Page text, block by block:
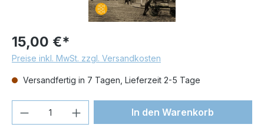
15,00 €*
Preise inkl. MwSt. zzgl. Versandkosten
Versandfertig in 7 Tagen, Lieferzeit 2-5 Tage
Produkt Anzahl: Gib denIn den Warenkorb